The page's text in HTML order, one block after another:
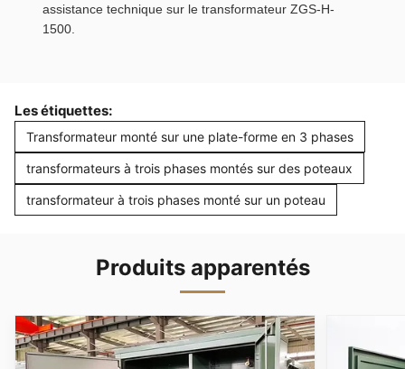
assistance technique sur le transformateur ZGS-H-
1500.
Les étiquettes:
Transformateur monté sur une plate-forme en 3 phases
transformateurs à trois phases montés sur des poteaux
transformateur à trois phases monté sur un poteau
Produits apparentés